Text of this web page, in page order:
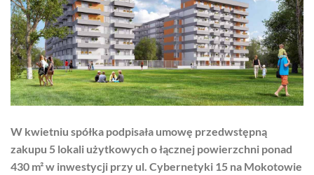
W kwietniu spółka podpisała umowę przedwstępną
zakupu 5 lokali użytkowych o łącznej powierzchni ponad
430 m² w inwestycji przy ul. Cybernetyki 15 na Mokotowie